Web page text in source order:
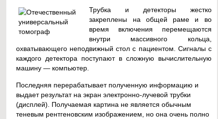
Трубка и детекторы жестко
закреплены на общей раме и во
время включения перемещаются
внутри массивного кольца,
охватывающего неподвижный стол с пациентом. Сигналы с
каждого детектора поступают в сложную вычислительную
машину — компьютер.
Последняя перерабатывает полученную информацию и
выдает результат на экран электронно-лучевой трубки
(дисплей). Получаемая картина не является обычным
теневым рентгеновским изображением, но она очень полно